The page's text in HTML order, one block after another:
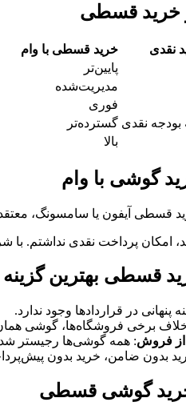
خرید قسطی
نقدی
خرید قسطی با وام
پایین‌تر
مدیریت‌شده
فوری
بودجه نقدی گسترده‌تر
بالا
گوشی با وام
قسطی آیفون یا سامسونگ،
نداشتم. با شرایط اقساطی آوافون توانستم آیفون ۱۵ پرومکس
قسطی بهترین
پنهانی در قراردادها وجود ندارد.
برخی فروشگاه‌ها، گوشی
از فروش: همه گوشی‌ها رجیستر
بدون ضامن، خرید بدون
گوشی قسطی